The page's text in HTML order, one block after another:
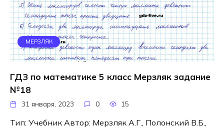
МЕРЗЛЯК
ГДЗ по математике 5 класс Мерзляк задание
№18
31 января, 2023 0 15
Тип: Учебник Автор: Мерзляк А.Г., Полонский В.Б.,